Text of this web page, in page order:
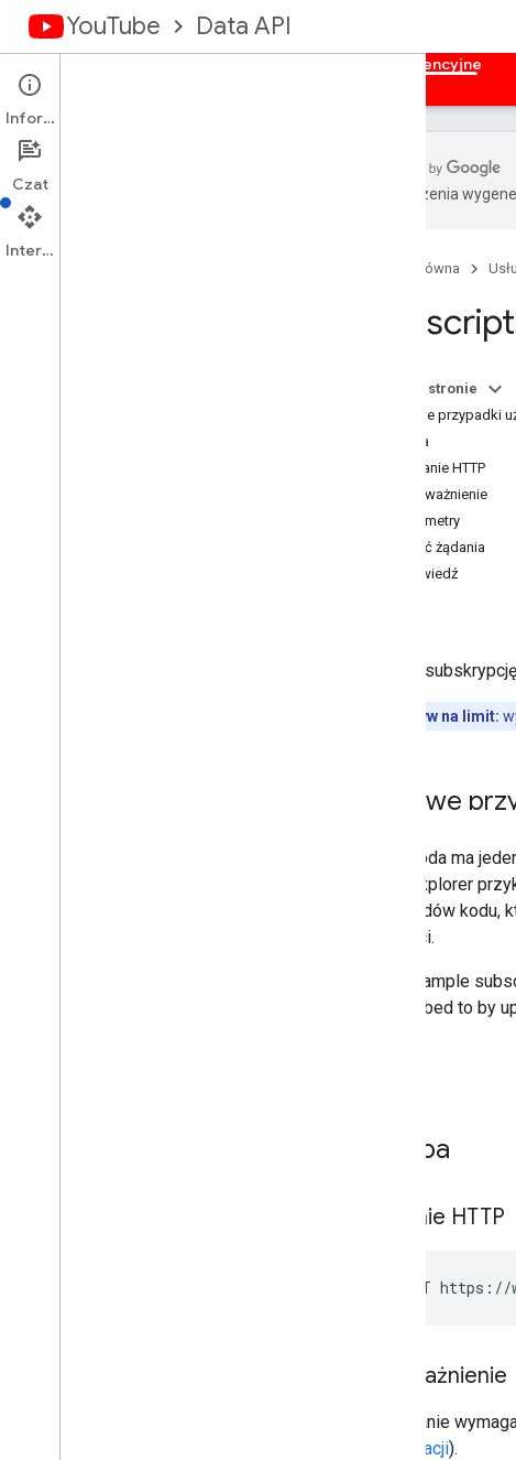
YouTube Data API
Materiały referencyjne
Przegląd
Zadania
Tłumaczenia
Strona główna
Na tej stronie
Typowe przypadki
Prośba
Żądanie HTTP
Upoważnienie
Parametry
Treść żądania
Odpowiedź
Dodaje
Wpływ na limit:
Typowe
Prośba
Żądanie HTTP
POST
Upoważnienie
To żądanie
autoryzacji).
Informacje
Czat
Interfejs API